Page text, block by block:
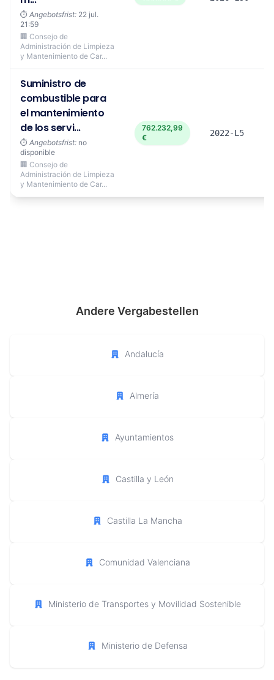
⏱️ Angebotsfrist: 22 jul.
21:59
🏢 Consejo de
Administración de Limpieza
y Mantenimiento de Car...
Suministro de
combustible para
el mantenimiento
de los servi...
⏱️ Angebotsfrist: no
disponible
🏢 Consejo de
Administración de Limpieza
y Mantenimiento de Car...
762.232,99
€
2022-L5
Andere Vergabestellen
Andalucía
Almería
Ayuntamientos
Castilla y León
Castilla La Mancha
Comunidad Valenciana
Ministerio de Transportes y Movilidad Sostenible
Ministerio de Defensa